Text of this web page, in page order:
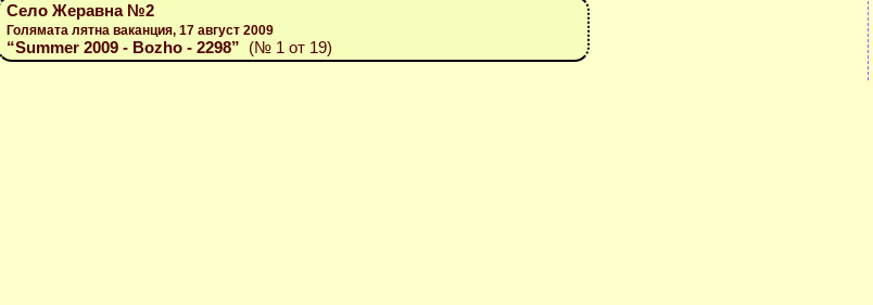
Село Жеравна №2
Голямата лятна ваканция, 17 август 2009
“Summer 2009 - Bozho - 2298” (№ 1 от 19)